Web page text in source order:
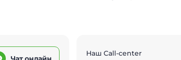
Наш Call-center